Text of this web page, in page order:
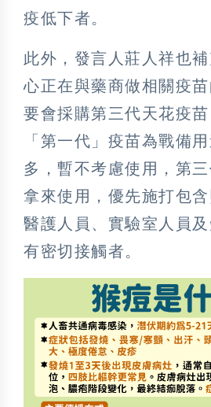
疫低下者。
此外，發言人莊人祥也
心正在與藥商做相關疫
要會採購第三代天花疫
「第一代」疫苗為戰備
多，暫不考慮使用，第
拿來使用，優先施打包
醫護人員、實驗室人員
有密切接觸者。